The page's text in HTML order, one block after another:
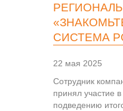
СИСТЕМА
22 мая 2025
Сотрудник
принял участие
подведению